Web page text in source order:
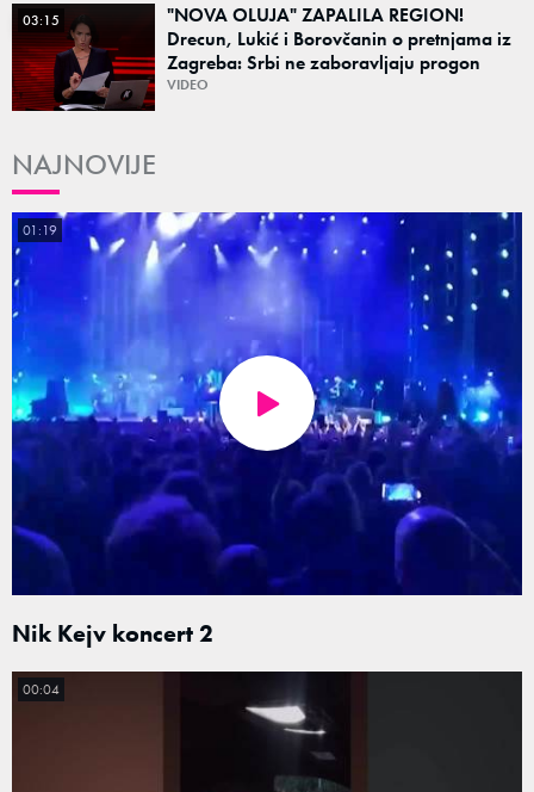
03:15
"NOVA OLUJA" ZAPALILA REGION!
Drecun, Lukić i Borovčanin o pretnjama iz
Zagreba: Srbi ne zaboravljaju progon
VIDEO
NAJNOVIJE
Nik Kejv koncert 2
01:19
00:04